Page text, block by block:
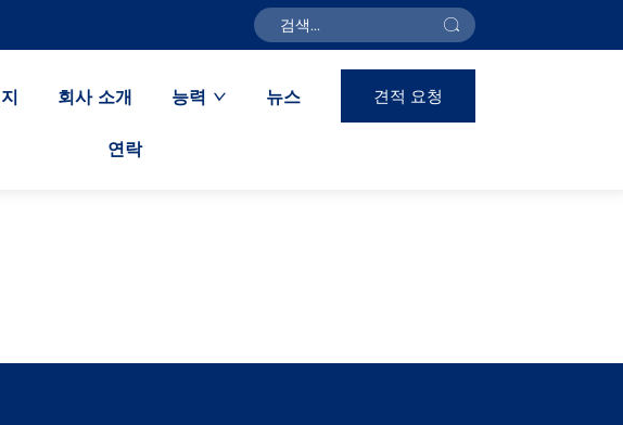
회사 소개 능력 뉴스
연락
견적 요청